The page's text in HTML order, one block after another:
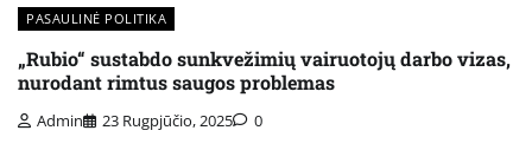
PASAULINĖ POLITIKA
„Rubio“ sustabdo sunkvežimių vairuotojų darbo vizas,
nurodant rimtus saugos problemas
Admin 23 Rugpjūčio, 2025 0